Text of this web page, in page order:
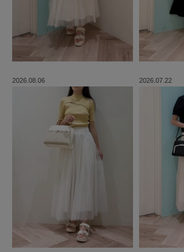
2026.08.06 2026.07.22